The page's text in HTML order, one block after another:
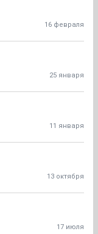
16 февраля
25 января
11 января
13 октября
17 июля